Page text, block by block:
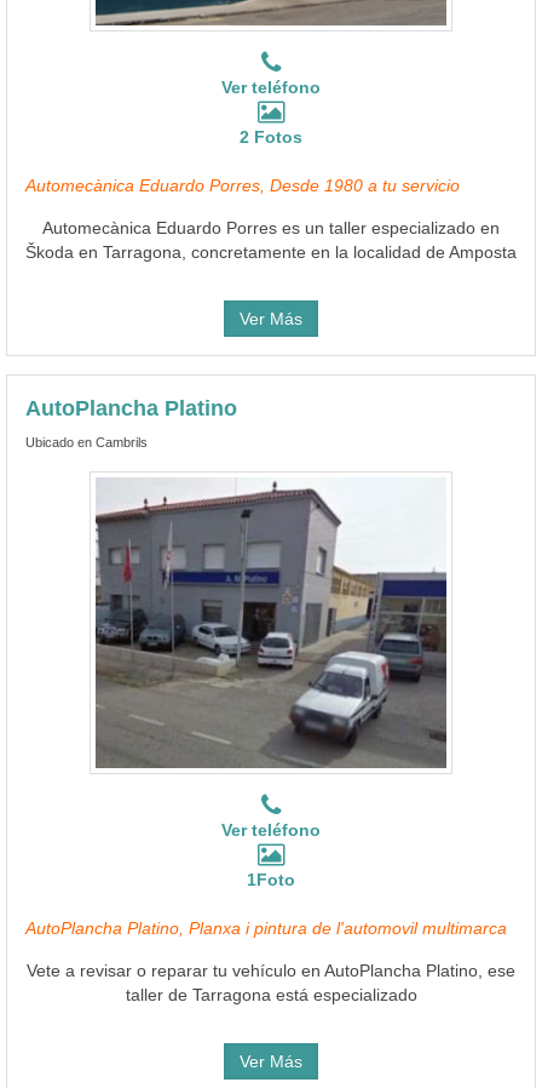
Ver teléfono
2 Fotos
Automecànica Eduardo Porres, Desde 1980 a tu servicio
Automecànica Eduardo Porres es un taller especializado en
Škoda en Tarragona, concretamente en la localidad de Amposta
Ver Más
AutoPlancha Platino
Ubicado en Cambrils
Ver teléfono
1Foto
AutoPlancha Platino, Planxa i pintura de l'automovil multimarca
Vete a revisar o reparar tu vehículo en AutoPlancha Platino, ese
taller de Tarragona está especializado
Ver Más